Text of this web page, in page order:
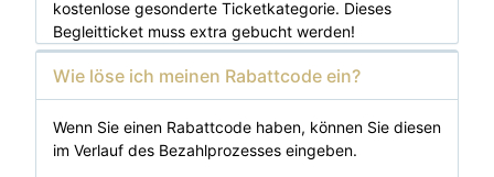
kostenlose gesonderte Ticketkategorie. Dieses
Begleitticket muss extra gebucht werden!
Wie löse ich meinen Rabattcode ein?
Wenn Sie einen Rabattcode haben, können Sie diesen
im Verlauf des Bezahlprozesses eingeben.